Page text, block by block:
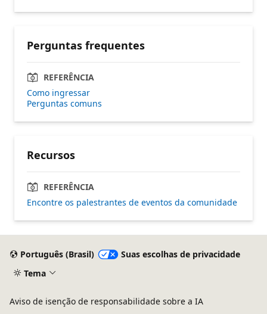
Perguntas frequentes
REFERÊNCIA
Como ingressar
Perguntas comuns
Recursos
REFERÊNCIA
Encontre os palestrantes de eventos da comunidade
Português (Brasil)
Suas escolhas de privacidade
Tema
Aviso de isenção de responsabilidade sobre a IA